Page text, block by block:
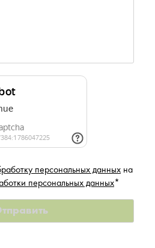
персональных данных на
персональных данных*